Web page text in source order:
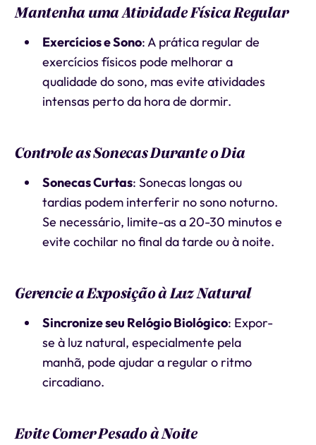
Mantenha uma Atividade Física Regular
Exercícios e Sono: A prática regular de
exercícios físicos pode melhorar a
qualidade do sono, mas evite atividades
intensas perto da hora de dormir.
Controle as Sonecas Durante o Dia
Sonecas Curtas: Sonecas longas ou
tardias podem interferir no sono noturno.
Se necessário, limite-as a 20-30 minutos e
evite cochilar no final da tarde ou à noite.
Gerencie a Exposição à Luz Natural
Sincronize seu Relógio Biológico: Expor-
se à luz natural, especialmente pela
manhã, pode ajudar a regular o ritmo
circadiano.
Evite Comer Pesado à Noite